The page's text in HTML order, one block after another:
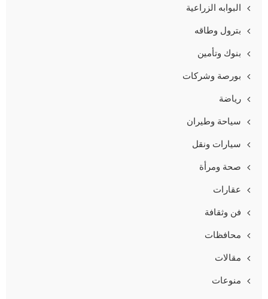
البوابه الزراعية
بترول وطاقه
بنوك وتأمين
بورصة وشركات
رياضة
سياحة وطيران
سيارات ونقل
صحة ومرأة
عقارات
فن وثقافة
محافظات
مقالات
منوعات